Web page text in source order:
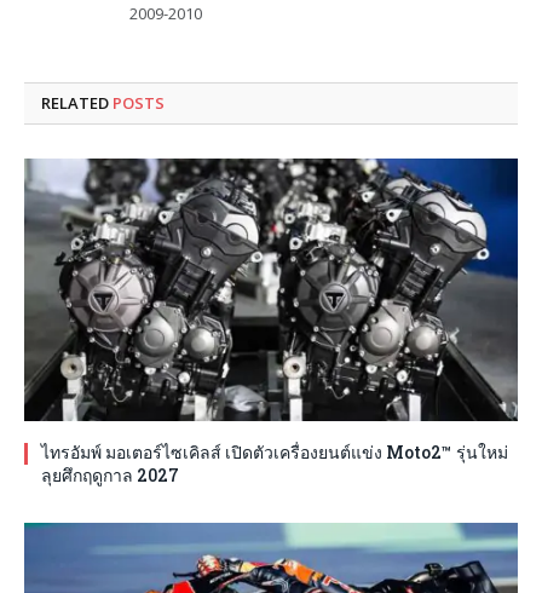
2009-2010
RELATED POSTS
ไทรอัมพ์ มอเตอร์ไซเคิลส์ เปิดตัวเครื่องยนต์แข่ง Moto2™ รุ่นใหม่
ลุยศึกฤดูกาล 2027